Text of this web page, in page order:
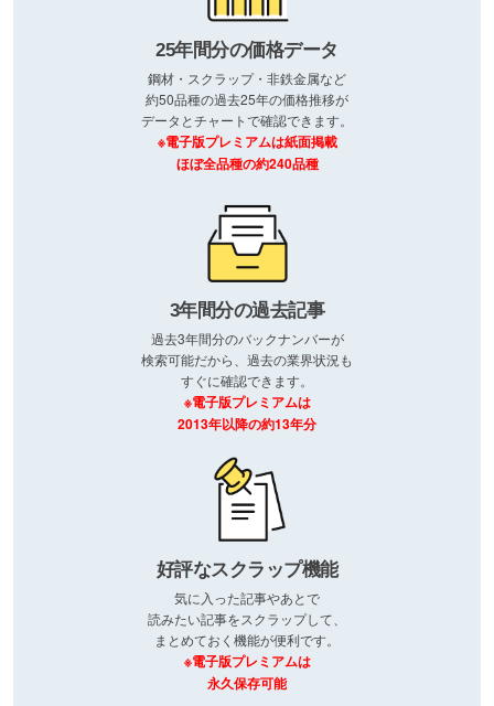
25年間分の価格データ
鋼材・スクラップ・非鉄金属など
約50品種の過去25年の価格推移が
データとチャートで確認できます。
※電子版プレミアムは紙面掲載
ほぼ全品種の約240品種
3年間分の過去記事
過去3年間分のバックナンバーが
検索可能だから、過去の業界状況も
すぐに確認できます。
※電子版プレミアムは
2013年以降の約13年分
好評なスクラップ機能
気に入った記事やあとで
読みたい記事をスクラップして、
まとめておく機能が便利です。
※電子版プレミアムは
永久保存可能